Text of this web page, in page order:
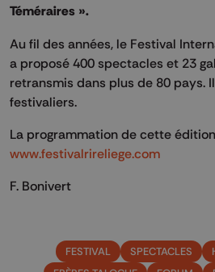
Téméraires ».
Au fil des années, le Festival
a proposé 400 spectacles et 23
retransmis dans plus de 80 pays.
festivaliers.
La programmation de cette
www.festivalrireliege.com
F. Bonivert
FESTIVAL SPECTACLES